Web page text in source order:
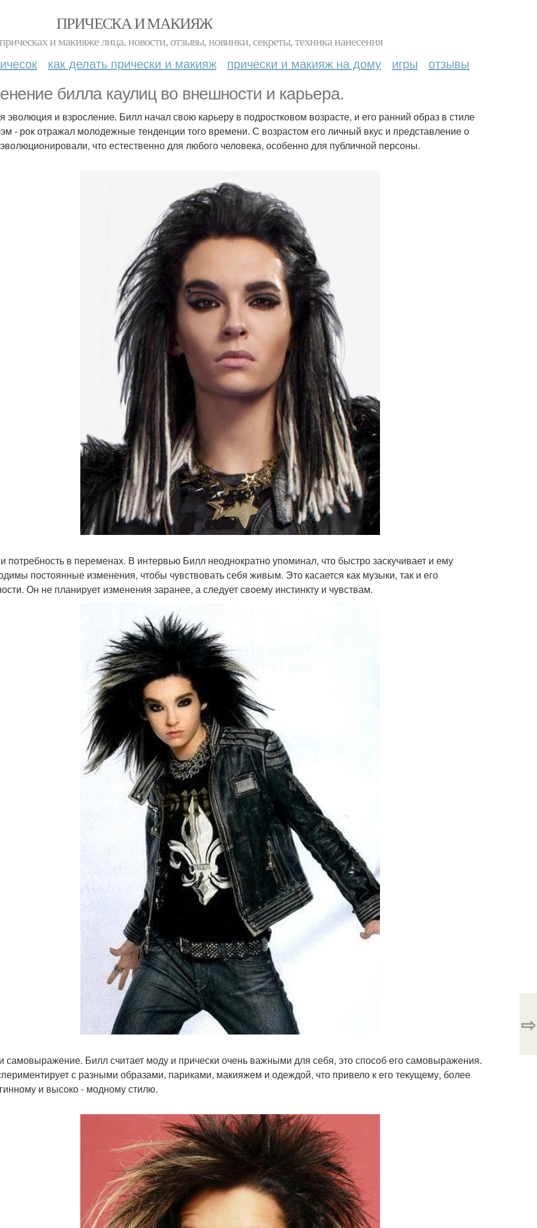
ПРИЧЕСКА И МАКИЯЖ
и макияже лица, новости, отзывы, новинки, секреты, техника нанесения
как делать прически и макияж прически и макияж на дому игры отзывы
билла каулиц во внешности и карьера.
эволюция и взросление. Билл начал свою карьеру в подростковом возрасте, и его ранний образ в стиле
- рок отражал молодежные тенденции того времени. С возрастом его личный вкус и представление о
что естественно для любого человека, особенно для публичной персоны.
потребность в переменах. В интервью Билл неоднократно упоминал, что быстро заскучивает и ему
постоянные изменения, чтобы чувствовать себя живым. Это касается как музыки, так и его
Он не планирует изменения заранее, а следует своему инстинкту и чувствам.
самовыражение. Билл считает моду и прически очень важными для себя, это способ его самовыражения.
с разными образами, париками, макияжем и одеждой, что привело к его текущему, более
и высоко - модному стилю.
⇨